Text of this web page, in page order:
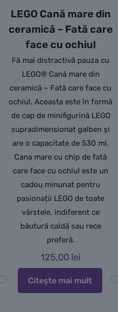
LEGO Cană mare din
ceramică – Fată care
face cu ochiul
Fă mai distractivă pauza cu
LEGO® Cană mare din
ceramică – Fată care face cu
ochiul. Aceasta este în formă
de cap de minifigurină LEGO
supradimensionat galben și
are o capacitate de 530 ml.
Cana mare cu chip de fată
care face cu ochiul este un
cadou minunat pentru
pasionații LEGO de toate
vârstele, indiferent ce
băutură caldă sau rece
preferă.
125,00 lei
Citește mai mult